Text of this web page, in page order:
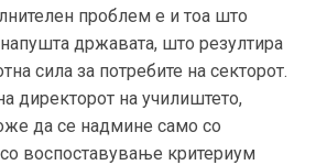
проблем е и тоа што
напушта државата, што резултира
сила за потребите на секторот.
директорот на училиштето,
да се надмине само со
воспоставување критериум